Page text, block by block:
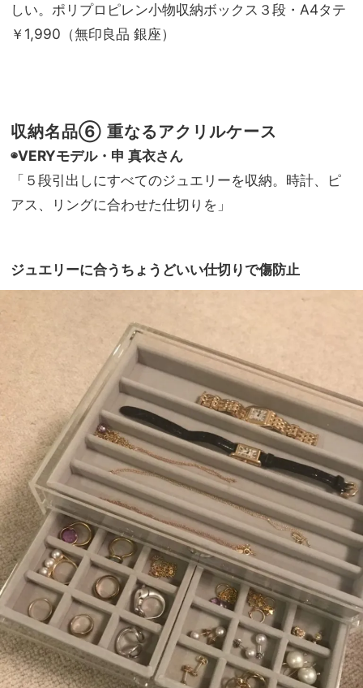
しい。ポリプロピレン小物収納ボックス３段・A4タテ
￥1,990（無印良品 銀座）
収納名品⑥ 重なるアクリルケース
◉VERYモデル・申 真衣さん
「５段引出しにすべてのジュエリーを収納。時計、ピ
アス、リングに合わせた仕切りを」
ジュエリーに合うちょうどいい仕切りで傷防止